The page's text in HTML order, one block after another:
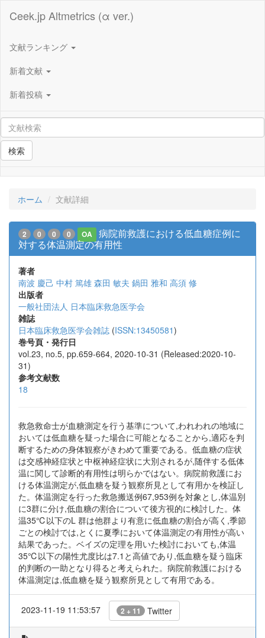
Ceek.jp Altmetrics (α ver.)
文献ランキング
新着文献
新着投稿
検索
ホーム 文献詳細
2 0 0 0 OA
病院前救護における低血糖症例に
対する体温測定の有用性
著者
南波 慶己 中村 篤雄 森田 敏夫 鍋田 雅和 高須 修
出版者
一般社団法人 日本臨床救急医学会
雑誌
日本臨床救急医学会雑誌 (ISSN:13450581)
巻号頁・発行日
vol.23, no.5, pp.659-664, 2020-10-31 (Released:2020-10-
31)
参考文献数
18
救急救命士が血糖測定を行う基準について,われわれの地域に
おいては低血糖を疑った場合に可能となることから,適応を判
断するための身体観察がきわめて重要である。低血糖の症状
は交感神経症状と中枢神経症状に大別されるが,随伴する低体
温に関して診断的有用性は明らかではない。病院前救護にお
ける体温測定が,低血糖を疑う観察所見として有用かを検証し
た。体温測定を行った救急搬送例67,953例を対象とし,体温別
に3群に分け,低血糖の割合について後方視的に検討した。体
温35℃以下のL 群は他群より有意に低血糖の割合が高く,季節
ごとの検討では,とくに夏季において体温測定の有用性が高い
結果であった。ベイズの定理を用いた検討においても,体温
35℃以下の陽性尤度比は7.1と高値であり,低血糖を疑う臨床
的判断の一助となり得ると考えられた。病院前救護における
体温測定は,低血糖を疑う観察所見として有用である。
2023-11-19 11:53:57 2 + 11 Twitter